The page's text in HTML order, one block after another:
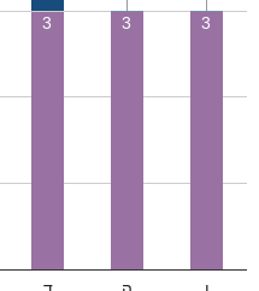
3 3 3